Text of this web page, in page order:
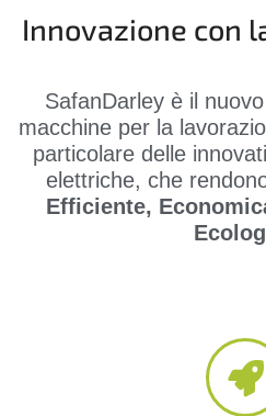
Innovazione con
SafanDarley è il
macchine per la
particolare delle
elettriche, che
Efficiente,